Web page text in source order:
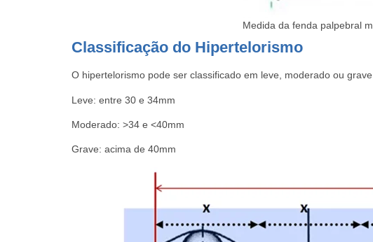
Medida da fenda palpebral
Classificação do Hipertelorismo
O hipertelorismo pode ser classificado em leve, moderado ou
Leve: entre 30 e 34mm
Moderado: >34 e <40mm
Grave: acima de 40mm